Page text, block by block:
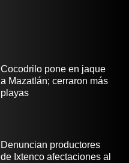
Cocodrilo pone en jaque
a Mazatlán; cerraron más
playas
Denuncian productores
de Ixtenco afectaciones al